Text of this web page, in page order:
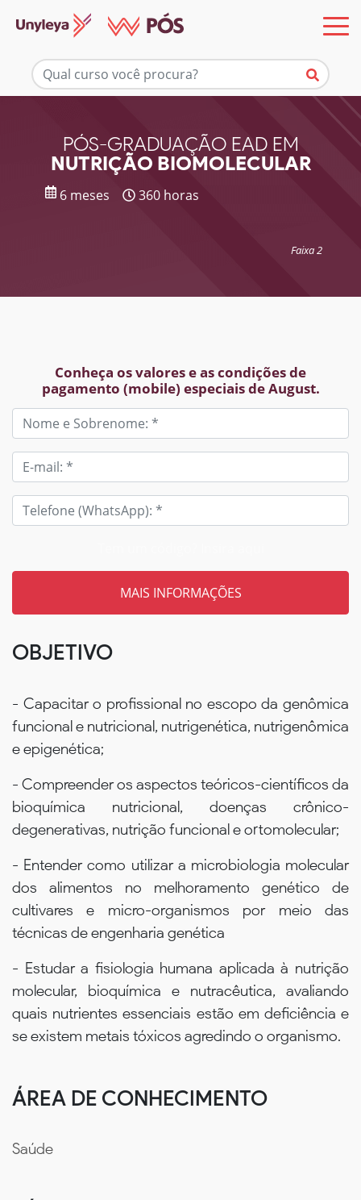
PÓS-GRADUAÇÃO EAD EM
NUTRIÇÃO BIOMOLECULAR
6 meses 360 horas
Faixa 2
Conheça os valores e as condições de
pagamento (mobile) especiais de August.
Mais informações
OBJETIVO
- Capacitar o profissional no escopo da genômica
funcional e nutricional, nutrigenética, nutrigenômica
e epigenética;
- Compreender os aspectos teóricos-científicos da
bioquímica nutricional, doenças crônico-
degenerativas, nutrição funcional e ortomolecular;
- Entender como utilizar a microbiologia molecular
dos alimentos no melhoramento genético de
cultivares e micro-organismos por meio das
técnicas de engenharia genética
- Estudar a fisiologia humana aplicada à nutrição
molecular, bioquímica e nutracêutica, avaliando
quais nutrientes essenciais estão em deficiência e
se existem metais tóxicos agredindo o organismo.
ÁREA DE CONHECIMENTO
Saúde